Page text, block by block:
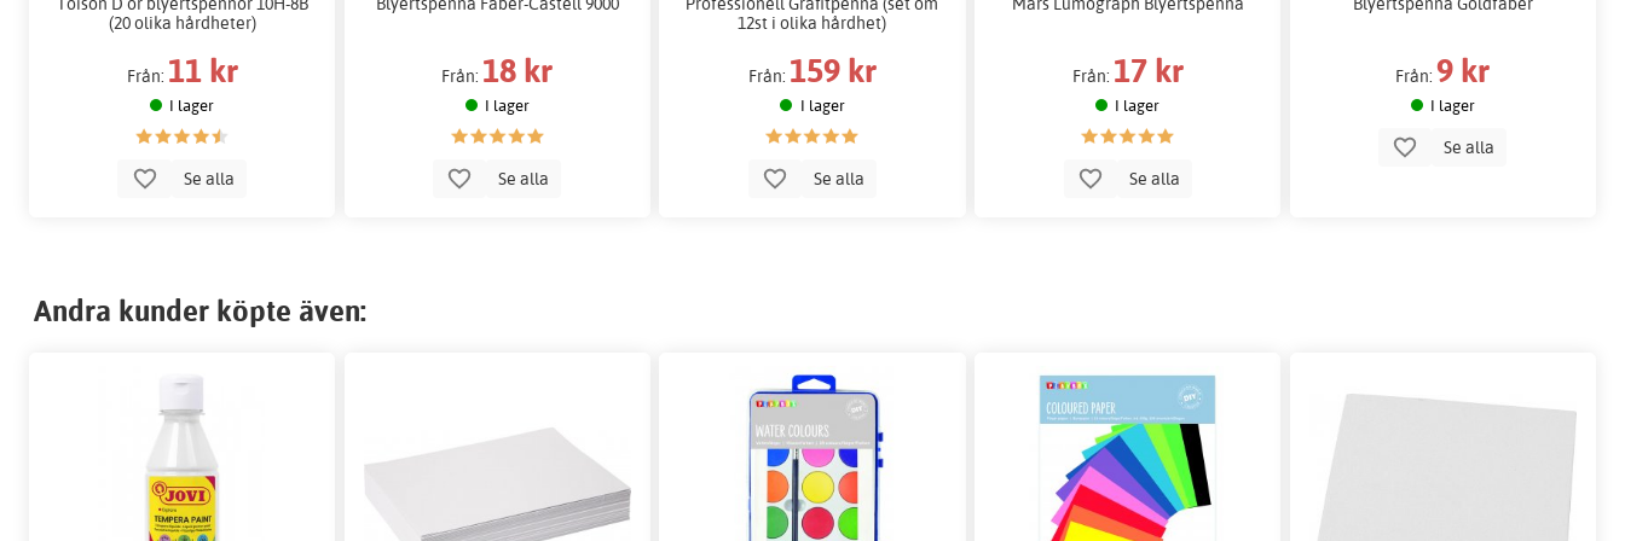
(20 olika hårdheter)
Från: 11 kr
I lager
Se alla
Från: 18 kr
I lager
Se alla
12st i olika hårdhet)
Från: 159 kr
I lager
Se alla
Från: 17 kr
I lager
Se alla
Från: 9 kr
I lager
Se alla
Andra kunder köpte även: